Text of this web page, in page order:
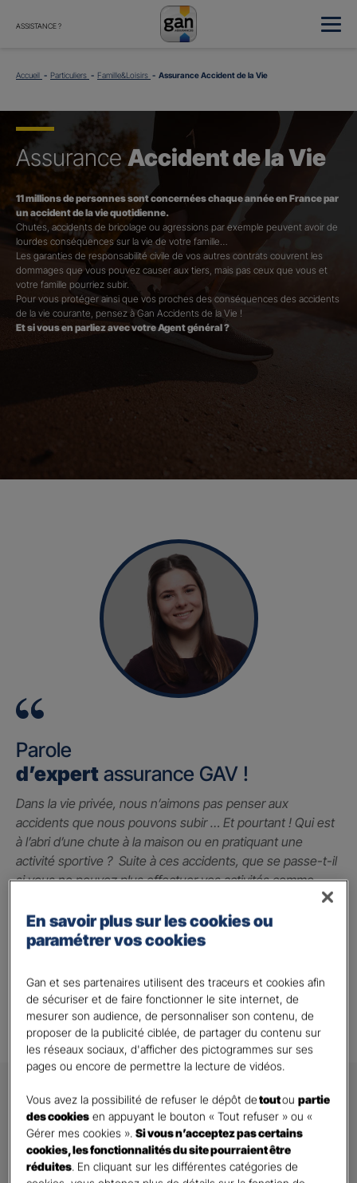
ASSISTANCE ?
Accueil Particuliers Famille&Loisirs Assurance Accident de la Vie
AssuranceAccident de la Vie
11 millions de personnes sont concernées chaque année en France par
un accident de la vie quotidienne.
Chutes, accidents de bricolage ou agressions par exemple peuvent avoir de
lourdes conséquences sur la vie de votre famille…
Les garanties de responsabilité civile de vos autres contrats couvrent les
dommages que vous pouvez causer aux tiers, mais pas ceux que vous et
votre famille pourriez subir.
Pour vous protéger ainsi que vos proches des conséquences des accidents
de la vie courante, pensez à Gan Accidents de la Vie !
Et si vous en parliez avec votre Agent général ?
Parole
d’expert assurance GAV !
Dans la vie privée, nous n’aimons pas penser aux
accidents que nous pouvons subir … Et pourtant ! Qui est
à l’abri d’une chute à la maison ou en pratiquant une
activité sportive ? Suite à ces accidents, que se passe-t-il
si vous ne pouvez plus effectuer vos activités comme
contrat qui peut vous indemniser à hauteur du préjudice
subi grâce à un capital qui vous permet de faire face
Alison A.
DEMANDE DE DEVIS
Prenez 2 minutes pour remplir ce rapide questionnaire afin
que l’agence sélectionnée vous recontacte rapidement
pour finaliser l’étude précise de votre besoin
En savoir plus sur les cookies ou
paramétrer vos cookies
Gan et ses partenaires utilisent des traceurs et cookies afin
de sécuriser et de faire fonctionner le site internet, de
mesurer son audience, de personnaliser son contenu, de
proposer de la publicité ciblée, de partager du contenu sur
les réseaux sociaux, d'afficher des pictogrammes sur ses
pages ou encore de permettre la lecture de vidéos.
Vous avez la possibilité de refuser le dépôt detoutoupartie
des cookies en appuyant le bouton « Tout refuser » ou «
Gérer mes cookies ».Si vous n’acceptez pas certains
cookies, les fonctionnalités du site pourraient être
réduites. En cliquant sur les différentes catégories de